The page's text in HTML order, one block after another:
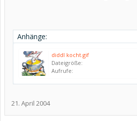
Anhänge:
diddl kocht.gif
Dateigröße:
Aufrufe:
21. April 2004